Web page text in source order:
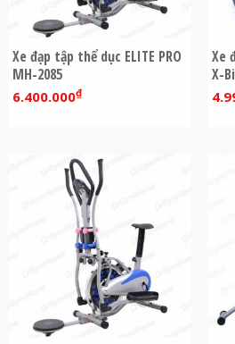
Xe đạp tập thể dục ELITE PRO
MH-2085
6.400.000₫
Xe
X-